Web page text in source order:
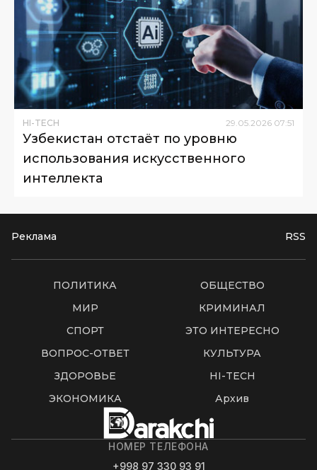
HI-TECH 29.05.2026 07:51
Узбекистан отстаёт по уровню
использования искусственного
интеллекта
Реклама RSS
ПОЛИТИКА
ОБЩЕСТВО
МИР
КРИМИНАЛ
СПОРТ
ЭТО ИНТЕРЕСНО
ВОПРОС-ОТВЕТ
КУЛЬТУРА
ЗДОРОВЬЕ
HI-TECH
ЭКОНОМИКА
Архив
НОМЕР ТЕЛЕФОНА
+998 97 330 93 91